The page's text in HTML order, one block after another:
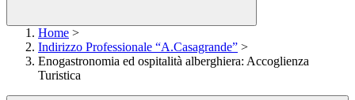
Home >
Indirizzo Professionale “A.Casagrande” >
Enogastronomia ed ospitalità alberghiera: Accoglienza
Turistica